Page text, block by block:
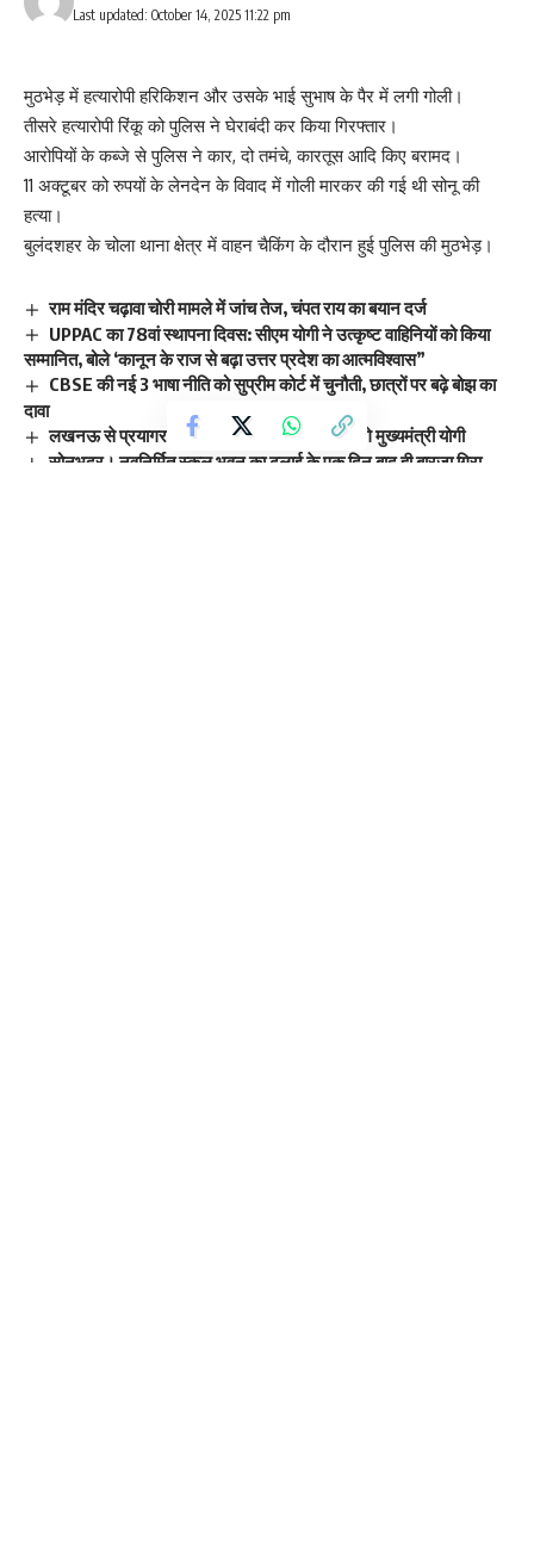
Last updated: October 14, 2025 11:22 pm
मुठभेड़ में हत्यारोपी हरिकिशन और उसके भाई सुभाष के पैर में लगी गोली।
तीसरे हत्यारोपी रिंकू को पुलिस ने घेराबंदी कर किया गिरफ्तार।
आरोपियों के कब्जे से पुलिस ने कार, दो तमंचे, कारतूस आदि किए बरामद।
11 अक्टूबर को रुपयों के लेनदेन के विवाद में गोली मारकर की गई थी सोनू की
हत्या।
बुलंदशहर के चोला थाना क्षेत्र में वाहन चैकिंग के दौरान हुई पुलिस की मुठभेड़।
राम मंदिर चढ़ावा चोरी मामले में जांच तेज, चंपत राय का बयान दर्ज
UPPAC का 78वां स्थापना दिवस: सीएम योगी ने उत्कृष्ट वाहिनियों को किया
सम्मानित, बोले ‘कानून के राज से बढ़ा उत्तर प्रदेश का आत्मविश्वास”
CBSE की नई 3 भाषा नीति को सुप्रीम कोर्ट में चुनौती, छात्रों पर बढ़े बोझ का
दावा
लखनऊ से प्रयागराज तक विकास कार्यों की सौगात देंगे मुख्यमंत्री योगी
सोनभद्र। नवनिर्मित स्कूल भवन का ढलाई के एक दिन बाद ही बारजा गिरा,